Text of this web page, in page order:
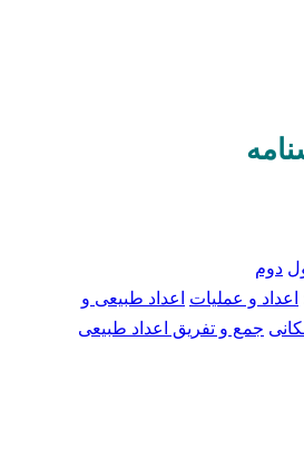
دوم
اعداد و عملیات
اعداد طبیعی و
جمع و تفریق اعداد طبیعی